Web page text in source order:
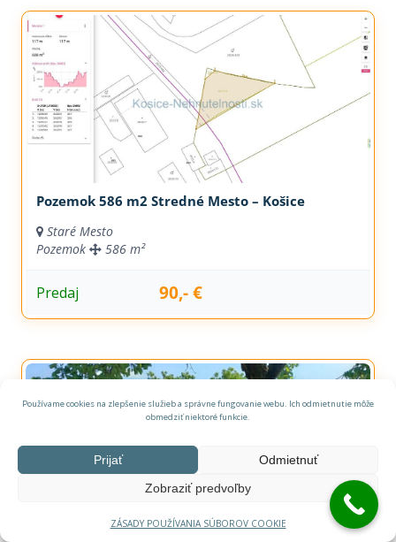
Používame cookies na zlepšenie služieb a správne fungovanie webu. Ich odmietnutie môže
obmedziť niektoré funkcie.
Prijať
Odmietnuť
Zobraziť predvoľby
ZÁSADY POUŽÍVANIA SÚBOROV COOKIE
Pozemok 586 m2 Stredné Mesto – Košice
Staré Mesto
Pozemok
586 m²
Predaj 90,- €